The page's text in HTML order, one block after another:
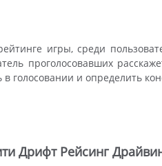
игры, среди
проголосовавших
голосовании и определить
Дрифт Рейсинг